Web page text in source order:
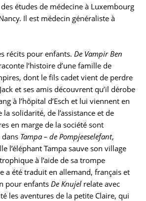
études de médecine à Luxembourg
Il est médecin généraliste à
récits pour enfants. De Vampir Ben
l’histoire d’une famille de
dont le fils cadet vient de perdre
et ses amis découvrent qu’il dérobe
à l’hôpital d’Esch et lui viennent en
la solidarité, de l’assistance et de
en marge de la société sont
Tampa – de Pompjeeselefant,
l’éléphant Tampa sauve son village
à l’aide de sa trompe
a été traduit en allemand, français et
pour enfants De Knujel relate avec
les aventures de la petite Claire, qui